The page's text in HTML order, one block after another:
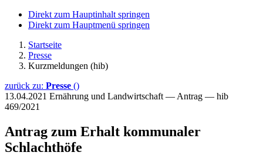
Direkt zum Hauptinhalt springen
Direkt zum Hauptmenü springen
Startseite
Presse
Kurzmeldungen (hib)
zurück zu: Presse ()
13.04.2021 Ernährung und Landwirtschaft — Antrag — hib
469/2021
Antrag zum Erhalt kommunaler
Schlachthöfe